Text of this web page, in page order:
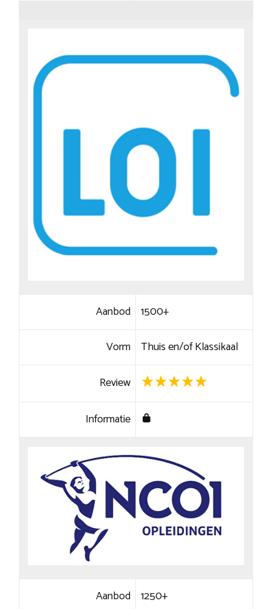
Aanbod 1500+
Vorm Thuis en/of Klassikaal
Review
Informatie
Aanbod 1250+